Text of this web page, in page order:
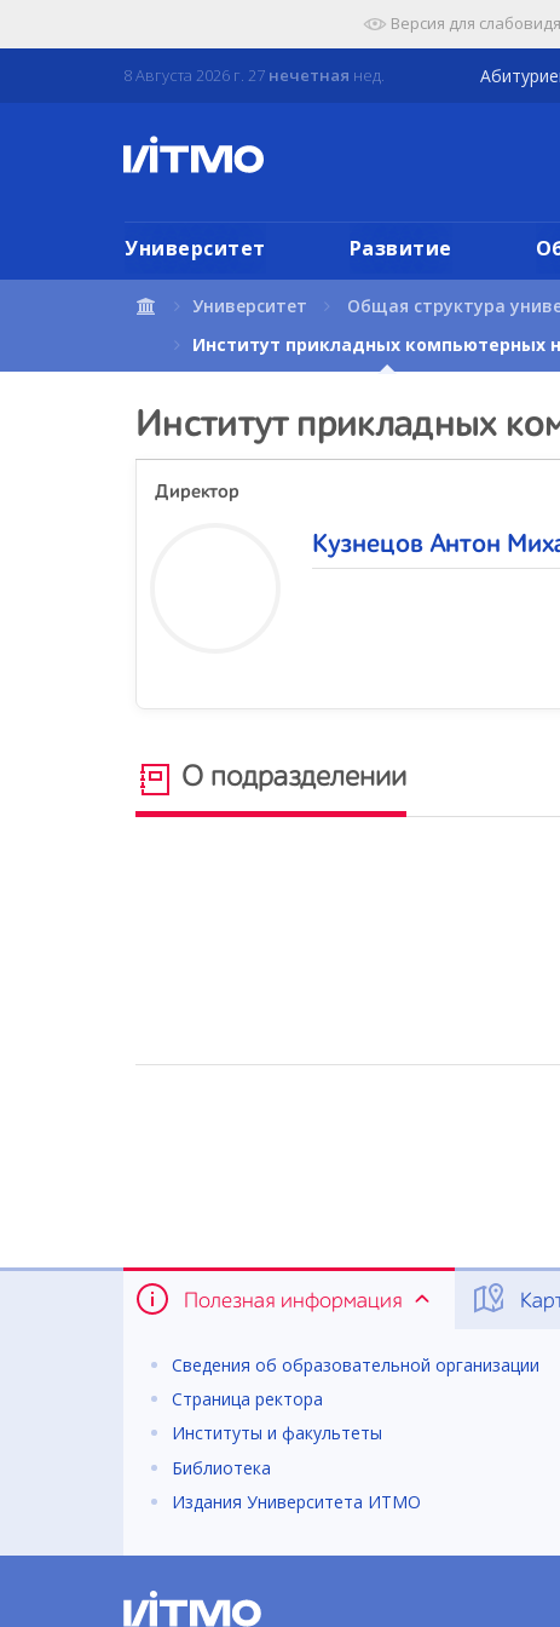
Версия для
8 Августа 2026 г. 27 нечетная нед.
Университет Развитие
Университет Общая структура
Институт прикладных компьютерных
Институт прикладных
Директор
Кузнецов Антон
О подразделении
Полезная информация
Сведения об образовательной организации
Страница ректора
Институты и факультеты
Библиотека
Издания Университета ИТМО